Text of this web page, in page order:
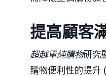
提高顧客
超越單純購物研究
購物便利性的提升